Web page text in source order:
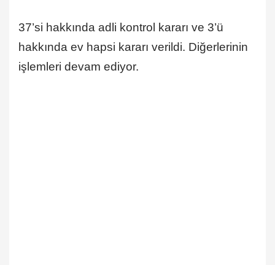
37’si hakkında adli kontrol kararı ve 3’ü
hakkında ev hapsi kararı verildi. Diğerlerinin
işlemleri devam ediyor.